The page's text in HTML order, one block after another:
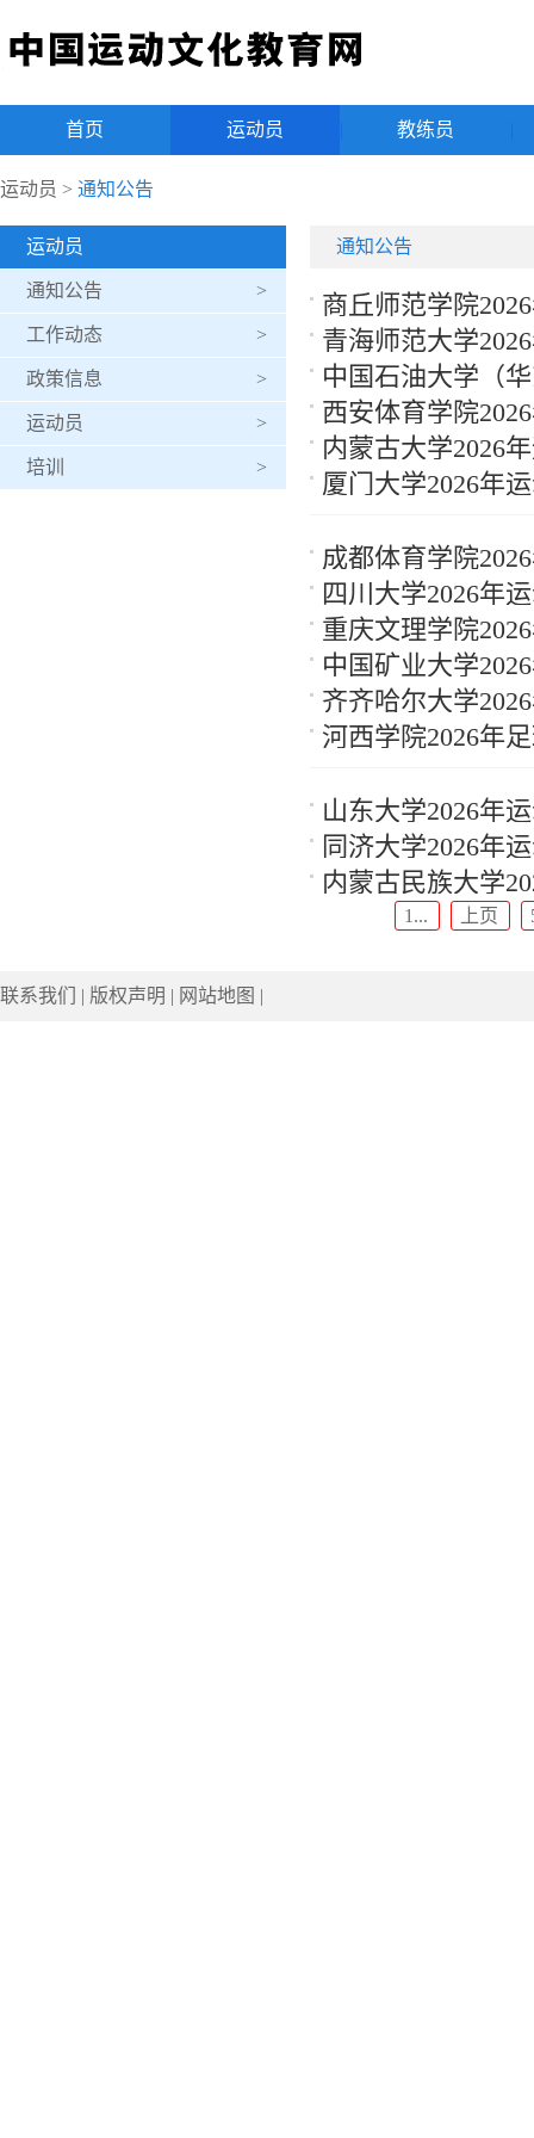
首页 运动员 教练员
运动员 > 通知公告
运动员
>
通知公告
>
工作动态
>
政策信息
>
运动员
>
培训
通知公告
商丘师范学院
青海师范大学2026
中国石油大学（华
西安体育学院
内蒙古大学2026
厦门大学2026年
成都体育学院
四川大学2026年
重庆文理学院
中国矿业大学
齐齐哈尔大学
河西学院2026年
山东大学2026年
同济大学2026年
内蒙古民族大学
1... 上页
联系我们 | 版权声明 | 网站地图 |